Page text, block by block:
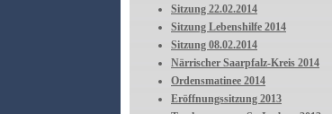
Sitzung 22.02.2014
Sitzung Lebenshilfe 2014
Sitzung 08.02.2014
Närrischer Saarpfalz-Kreis 2014
Ordensmatinee 2014
Eröffnungssitzung 2013